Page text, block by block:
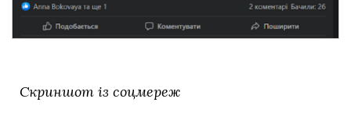
Скриншот із соцмереж